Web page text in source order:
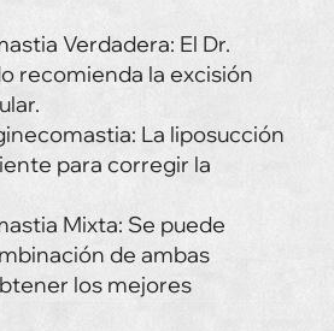
Verdadera: El Dr.
recomienda la excisión
La liposucción
para corregir la
Mixta: Se puede
de ambas
los mejores